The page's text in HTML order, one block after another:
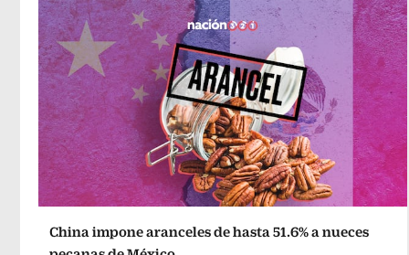
China impone aranceles de hasta 51.6% a nueces